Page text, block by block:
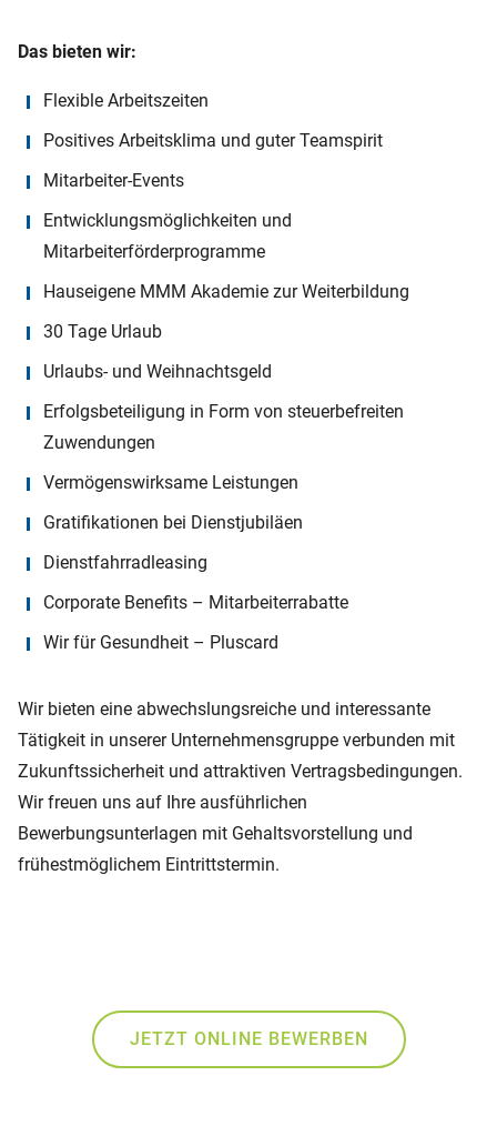
Das bieten wir:
Flexible Arbeitszeiten
Positives Arbeitsklima und guter Teamspirit
Mitarbeiter-Events
Entwicklungsmöglichkeiten und
Mitarbeiterförderprogramme
Hauseigene MMM Akademie zur Weiterbildung
30 Tage Urlaub
Urlaubs- und Weihnachtsgeld
Erfolgsbeteiligung in Form von steuerbefreiten
Zuwendungen
Vermögenswirksame Leistungen
Gratifikationen bei Dienstjubiläen
Dienstfahrradleasing
Corporate Benefits – Mitarbeiterrabatte
Wir für Gesundheit – Pluscard
Wir bieten eine abwechslungsreiche und interessante
Tätigkeit in unserer Unternehmensgruppe verbunden mit
Zukunftssicherheit und attraktiven Vertragsbedingungen.
Wir freuen uns auf Ihre ausführlichen
Bewerbungsunterlagen mit Gehaltsvorstellung und
frühestmöglichem Eintrittstermin.
JETZT ONLINE BEWERBEN